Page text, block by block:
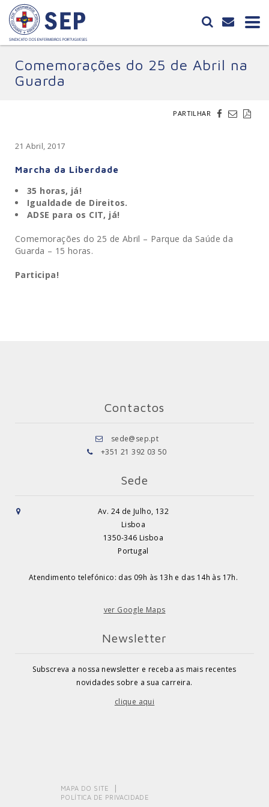
Comemorações do 25 de Abril na
Guarda
PARTILHAR
21 Abril, 2017
Marcha da Liberdade
35 horas, já!
Igualdade de Direitos.
ADSE para os CIT, já!
Comemorações do 25 de Abril – Parque da Saúde da
Guarda – 15 horas.
Participa!
Contactos
sede@sep.pt
+351 21 392 03 50
Sede
Av. 24 de Julho, 132
Lisboa
1350-346 Lisboa
Portugal
Atendimento telefónico: das 09h às 13h e das 14h às 17h.
ver Google Maps
Newsletter
Subscreva a nossa newsletter e receba as mais recentes
novidades sobre a sua carreira.
clique aqui
MAPA DO SITE
POLÍTICA DE PRIVACIDADE